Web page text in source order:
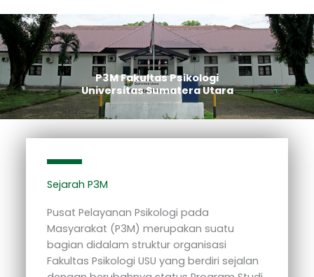
to
content
P3M Fakultas Psikologi
Universitas Sumatera Utara
Sejarah P3M
Pusat Pelayanan Psikologi pada
Masyarakat (P3M) merupakan suatu
bagian didalam struktur organisasi
Fakultas Psikologi USU yang berdiri sejalan